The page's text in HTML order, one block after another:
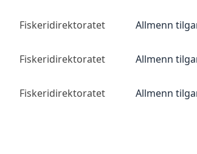
Fiskeridirektoratet Allmenn
Fiskeridirektoratet Allmenn
Fiskeridirektoratet Allmenn